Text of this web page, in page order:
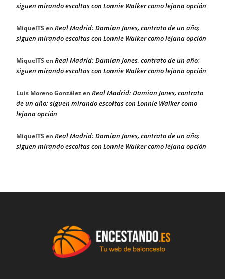
siguen mirando escoltas con Lonnie Walker como lejana opción
MiquelTS en Real Madrid: Damian Jones, contrato de un año;
siguen mirando escoltas con Lonnie Walker como lejana opción
MiquelTS en Real Madrid: Damian Jones, contrato de un año;
siguen mirando escoltas con Lonnie Walker como lejana opción
Luis Moreno Gonzálezen Real Madrid: Damian Jones, contrato
de un año; siguen mirando escoltas con Lonnie Walker como
lejana opción
MiquelTS en Real Madrid: Damian Jones, contrato de un año;
siguen mirando escoltas con Lonnie Walker como lejana opción